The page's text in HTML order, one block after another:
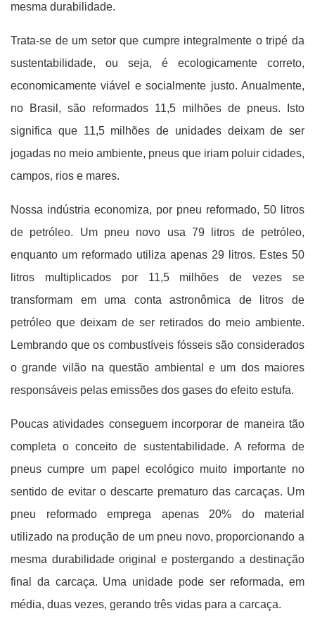
mesma durabilidade.
Trata-se de um setor que cumpre integralmente o tripé da
sustentabilidade, ou seja, é ecologicamente correto,
economicamente viável e socialmente justo. Anualmente,
no Brasil, são reformados 11,5 milhões de pneus. Isto
significa que 11,5 milhões de unidades deixam de ser
jogadas no meio ambiente, pneus que iriam poluir cidades,
campos, rios e mares.
Nossa indústria economiza, por pneu reformado, 50 litros
de petróleo. Um pneu novo usa 79 litros de petróleo,
enquanto um reformado utiliza apenas 29 litros. Estes 50
litros multiplicados por 11,5 milhões de vezes se
transformam em uma conta astronômica de litros de
petróleo que deixam de ser retirados do meio ambiente.
Lembrando que os combustíveis fósseis são considerados
o grande vilão na questão ambiental e um dos maiores
responsáveis pelas emissões dos gases do efeito estufa.
Poucas atividades conseguem incorporar de maneira tão
completa o conceito de sustentabilidade. A reforma de
pneus cumpre um papel ecológico muito importante no
sentido de evitar o descarte prematuro das carcaças. Um
pneu reformado emprega apenas 20% do material
utilizado na produção de um pneu novo, proporcionando a
mesma durabilidade original e postergando a destinação
final da carcaça. Uma unidade pode ser reformada, em
média, duas vezes, gerando três vidas para a carcaça.